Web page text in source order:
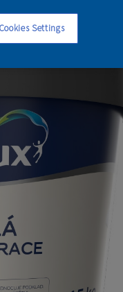
Cookies Settings